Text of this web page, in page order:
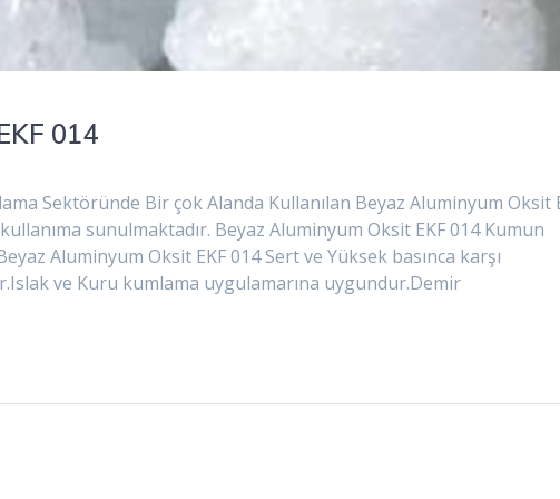
014
Sektöründe Bir çok Alanda Kullanılan Beyaz Aluminyum Oksit
sunulmaktadır. Beyaz Aluminyum Oksit EKF 014 Kumun
Aluminyum Oksit EKF 014 Sert ve Yüksek basınca karşı
ve Kuru kumlama uygulamarına uygundur.Demir